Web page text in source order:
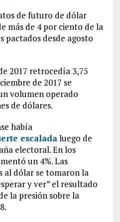
de futuro de dólar
más de 4 por ciento de la
pactados desde agosto
2017 retrocedía 3,75
de 2017 se
volumen operado
de dólares.
había
escaladaluego de
electoral. En los
un 4%. Las
al dólar se tomaron la
y ver” el resultado
la presión sobre la